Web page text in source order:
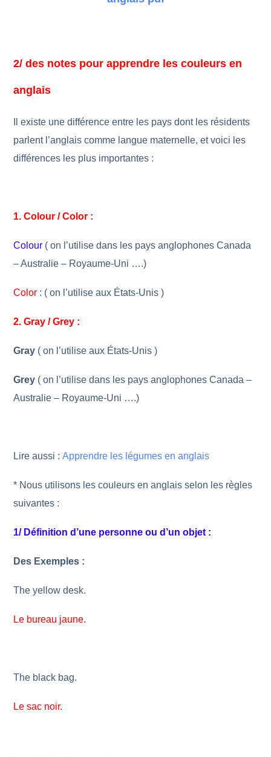
2/ des notes pour apprendre les couleurs en
anglais
Il existe une différence entre les pays dont les résidents
parlent l’anglais comme langue maternelle, et voici les
différences les plus importantes :
1. Colour / Color :
Colour ( on l’utilise dans les pays anglophones Canada
– Australie – Royaume-Uni ….)
Color : ( on l’utilise aux États-Unis )
2. Gray / Grey :
Gray ( on l’utilise aux États-Unis )
Grey ( on l’utilise dans les pays anglophones Canada –
Australie – Royaume-Uni ….)
Lire aussi :Apprendre les légumes en anglais
* Nous utilisons les couleurs en anglais selon les règles
suivantes :
1/ Définition d’une personne ou d’un objet :
Des Exemples :
The yellow desk.
Le bureau jaune.
The black bag.
Le sac noir.